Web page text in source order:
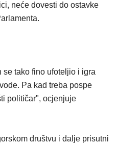
neće dovesti do ostavke
tako fino ufoteljio i igra
Pa kad treba pospe
političar", ocjenjuje
društvu i dalje prisutni